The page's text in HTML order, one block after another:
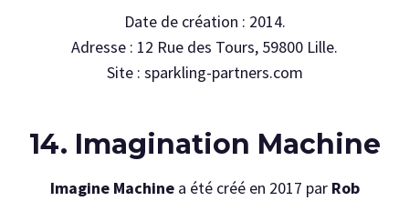
Date de création : 2014.
Adresse : 12 Rue des Tours, 59800 Lille.
Site : sparkling-partners.com
14. Imagination Machine
Imagine Machinea été créé en 2017 par Rob